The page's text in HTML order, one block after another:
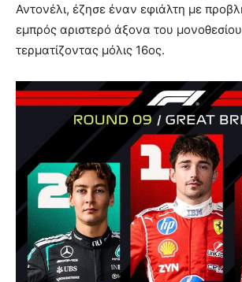
Αντονέλι, έζησε έναν εφιάλτη με
εμπρός αριστερό άξονα του
τερματίζοντας μόλις 16ος.